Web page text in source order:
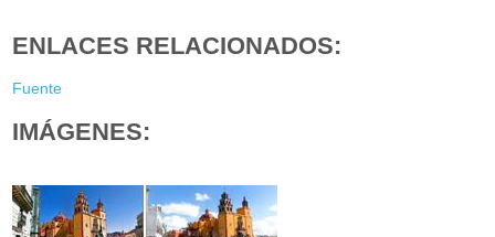
ENLACES RELACIONADOS:
Fuente
IMÁGENES: